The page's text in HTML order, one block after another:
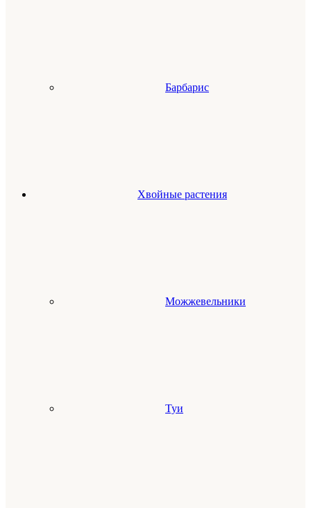
Барбарис
Хвойные растения
Можжевельники
Туи